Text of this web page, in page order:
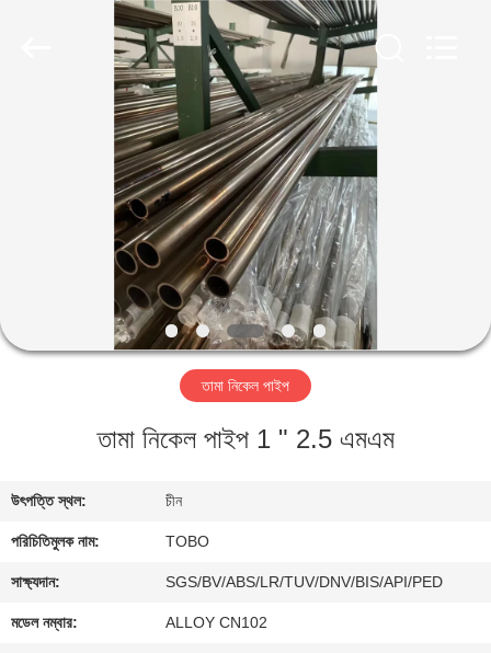
কারখানা
নিয়ন্ত্রণ
যোগাযোগ
করুন
তামা নিকেল পাইপ
তামা নিকেল পাইপ 1 " 2.5 এমএম
উৎপত্তি স্থল: চীন
পরিচিতিমুলক নাম: TOBO
সাক্ষ্যদান: SGS/BV/ABS/LR/TUV/DNV/BIS/API/PED
মডেল নম্বার: ALLOY CN102